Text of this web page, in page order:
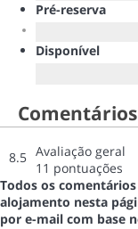
Pré-reserva
Disponível
8.5 Avaliação geral
11 pontuações
Todos os
alojamento nesta
por e-mail com base